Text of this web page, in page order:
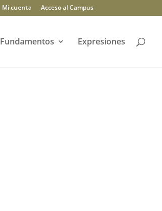
Mi cuenta Acceso al Campus
Fundamentos Expresiones